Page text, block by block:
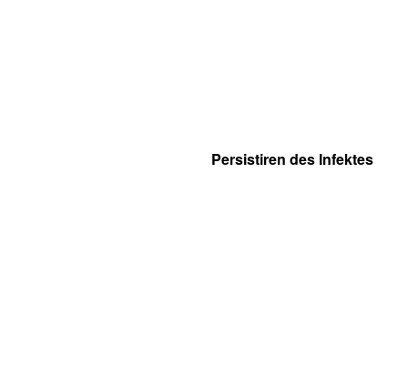
Persistiren des Infektes